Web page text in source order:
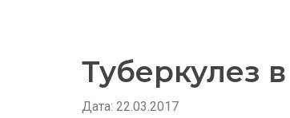
Туберкулез
Дата: 22.03.2017